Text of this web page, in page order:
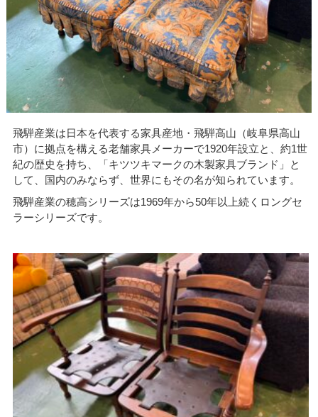
飛騨産業は日本を代表する家具産地・飛騨高山（岐阜県高山
市）に拠点を構える老舗家具メーカーで1920年設立と、約1世
紀の歴史を持ち、「キツツキマークの木製家具ブランド」と
して、国内のみならず、世界にもその名が知られています。
飛騨産業の穂高シリーズは1969年から50年以上続くロングセ
ラーシリーズです。